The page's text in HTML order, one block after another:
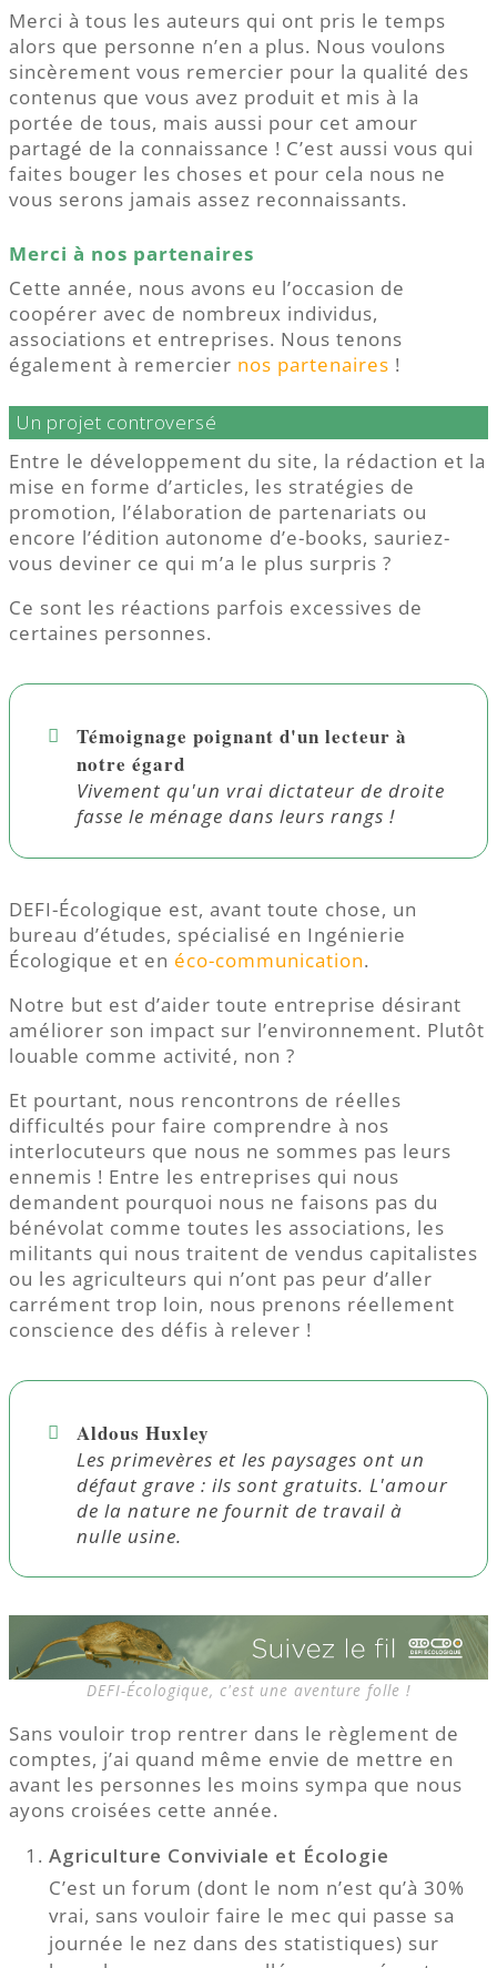
Merci à tous les auteurs qui ont pris le temps
alors que personne n’en a plus. Nous voulons
sincèrement vous remercier pour la qualité des
contenus que vous avez produit et mis à la
portée de tous, mais aussi pour cet amour
partagé de la connaissance ! C’est aussi vous qui
faites bouger les choses et pour cela nous ne
vous serons jamais assez reconnaissants.
Merci à nos partenaires
Cette année, nous avons eu l’occasion de
coopérer avec de nombreux individus,
associations et entreprises. Nous tenons
également à remercier nos partenaires !
Un projet controversé
Entre le développement du site, la rédaction et la
mise en forme d’articles, les stratégies de
promotion, l’élaboration de partenariats ou
encore l’édition autonome d’e-books, sauriez-
vous deviner ce qui m’a le plus surpris ?
Ce sont les réactions parfois excessives de
certaines personnes.
Témoignage poignant d'un lecteur à
notre égard
Vivement qu'un vrai dictateur de droite
fasse le ménage dans leurs rangs !
DEFI-Écologique est, avant toute chose, un
bureau d’études, spécialisé en Ingénierie
Écologique et en éco-communication.
Notre but est d’aider toute entreprise désirant
améliorer son impact sur l’environnement. Plutôt
louable comme activité, non ?
Et pourtant, nous rencontrons de réelles
difficultés pour faire comprendre à nos
interlocuteurs que nous ne sommes pas leurs
ennemis ! Entre les entreprises qui nous
demandent pourquoi nous ne faisons pas du
bénévolat comme toutes les associations, les
militants qui nous traitent de vendus capitalistes
ou les agriculteurs qui n’ont pas peur d’aller
carrément trop loin, nous prenons réellement
conscience des défis à relever !
Aldous Huxley
Les primevères et les paysages ont un
défaut grave : ils sont gratuits. L'amour
de la nature ne fournit de travail à
nulle usine.
DEFI-Écologique, c'est une aventure folle !
Sans vouloir trop rentrer dans le règlement de
comptes, j’ai quand même envie de mettre en
avant les personnes les moins sympa que nous
ayons croisées cette année.
Agriculture Conviviale et Écologie
C’est un forum (dont le nom n’est qu’à 30%
vrai, sans vouloir faire le mec qui passe sa
journée le nez dans des statistiques) sur